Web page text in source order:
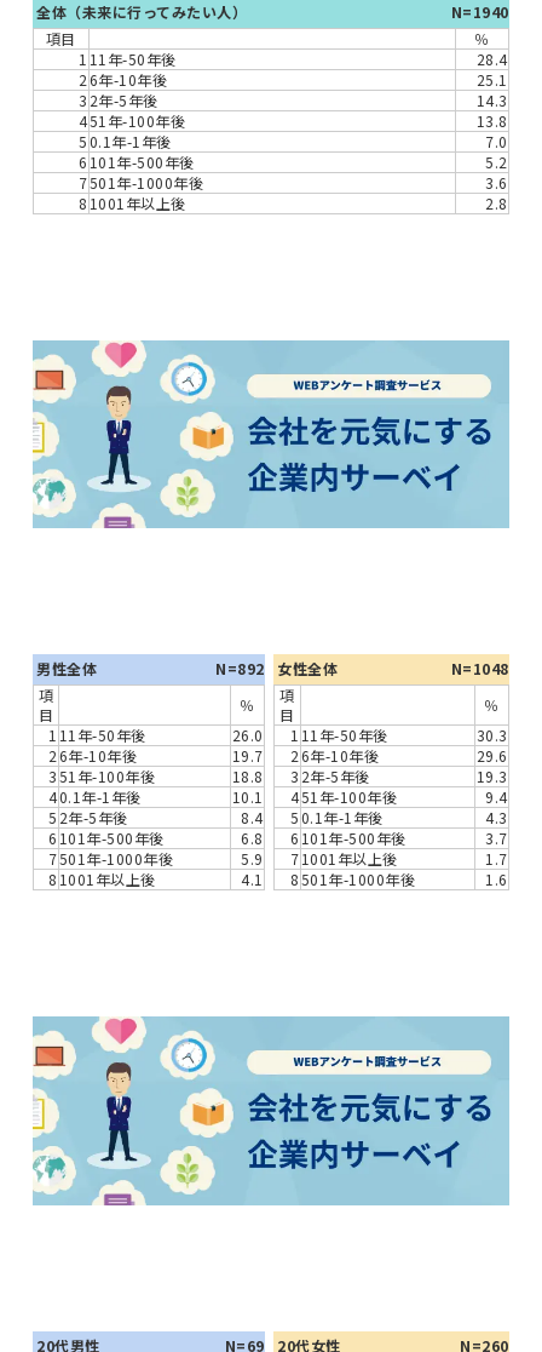
全体（未来に行ってみたい人）
N=1940
項目
％
1 11年-50年後
28.4
26年-10年後
25.1
3 2年-5年後
14.3
451年-100年後
13.8
50.1年-1年後
7.0
6 101年-500年後
5.2
7501年-1000年後
3.6
8 1001年以上後 2.8
男性全体 N=892 女性全体
N=1048
項
目
％
1 11年-50年後
26.0
26年-10年後
19.7
351年-100年後
18.8
40.1年-1年後
10.1
5 2年-5年後
8.4
6 101年-500年後
6.8
7501年-1000年後
5.9
8 1001年以上後 4.1
項
目
％
1 11年-50年後
30.3
26年-10年後
29.6
3 2年-5年後
19.3
451年-100年後
9.4
50.1年-1年後
4.3
6 101年-500年後
3.7
71001年以上後
1.7
8501年-1000年後 1.6
20代男性 N=69 20代女性
N=260